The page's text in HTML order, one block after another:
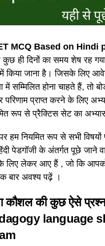
MCQ Based on Hindi
ही दिनों का समय शेष रह
किया जाना है। जिसके लिए
में सम्मिलित होना चाहते हैं,
परिणाम प्राप्त करने के लिए
रूप से प्रैक्टिस सेट का
हम नियमित रूप से सभी
पेडगॉजी के अंतर्गत पूछे जाने
लेकर आए हैं , जो कि आपको
बार अवश्य पढ़ें ।
कौशल की कुछ ऐसे
language